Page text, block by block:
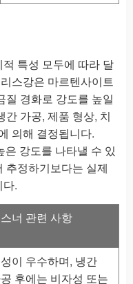
특성 모두에 따라 달
스강은 마르텐사이트
질 경화로 강도를 높일
가공, 제품 형상, 치
의해 결정됩니다.
강도를 나타낼 수 있
추정하기보다는 실제
.
너 관련 사항
이 우수하며, 냉간
후에는 비자성 또는